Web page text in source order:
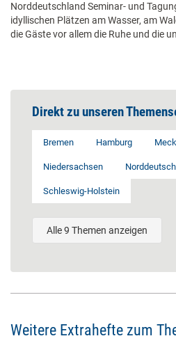
Norddeutschland Seminar- und
idyllischen Plätzen am Wasser, am
die Gäste vor allem die Ruhe und die
Direkt zu unseren
Bremen Hamburg
Niedersachsen
Schleswig-Holstein
Alle 9 Themen anzeigen
Weitere Extrahefte zum